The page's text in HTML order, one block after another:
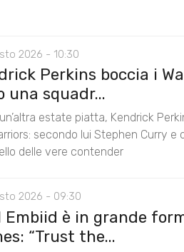
2026 - 10:30
Perkins boccia i
una squadr...
estate piatta, Kendrick
secondo lui Stephen Curry e
delle vere contender
2026 - 09:30
Embiid è in grande
“Trust the...